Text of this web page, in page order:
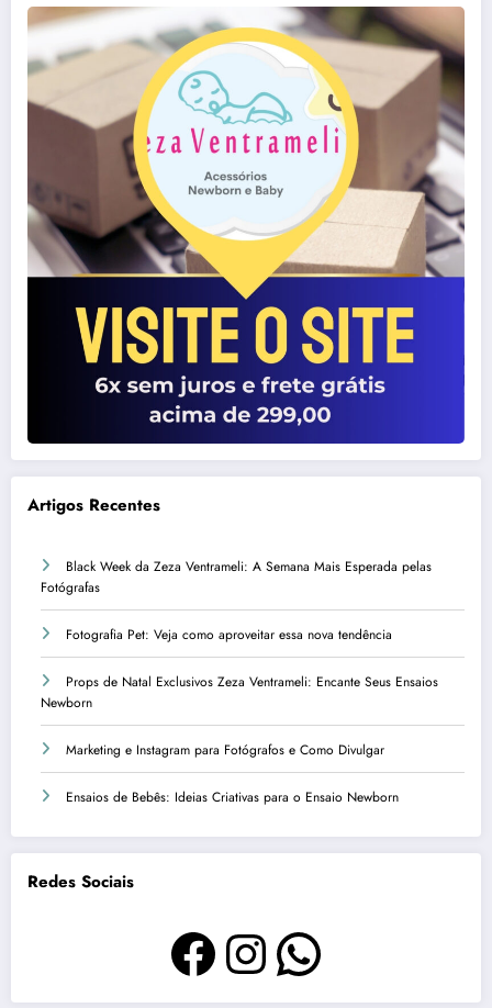
Artigos Recentes
Black Week da Zeza Ventrameli: A Semana Mais Esperada pelas
Fotógrafas
Fotografia Pet: Veja como aproveitar essa nova tendência
Props de Natal Exclusivos Zeza Ventrameli: Encante Seus Ensaios
Newborn
Marketing e Instagram para Fotógrafos e Como Divulgar
Ensaios de Bebês: Ideias Criativas para o Ensaio Newborn
Redes Sociais
Facebook
Instagram